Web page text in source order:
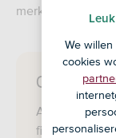
merken.
Ons
Als
financiële
We
cookies